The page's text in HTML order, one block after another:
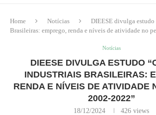
Home Notícias
DIEESE divulga
Brasileiras: emprego, renda e níveis de atividade no
Notícias
DIEESE DIVULGA ESTUDO
INDUSTRIAIS BRASILEIRAS:
RENDA E NÍVEIS DE ATIVIDADE
2002-2022”
18/12/2024 426 views